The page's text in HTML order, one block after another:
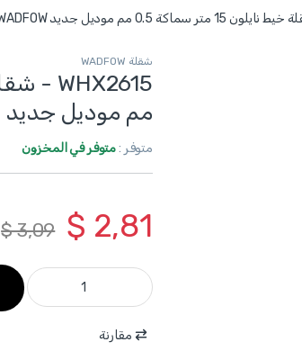
شقلة WADFOW
مم موديل جديد WADFOW
متوفر :متوفر في المخزون
$ 2,81
$3,09
WHX2615 - شقلة خيط نايلون 15 متر سماكة 0.5 مم موديل جديد WADFOW quantity
مقارنة